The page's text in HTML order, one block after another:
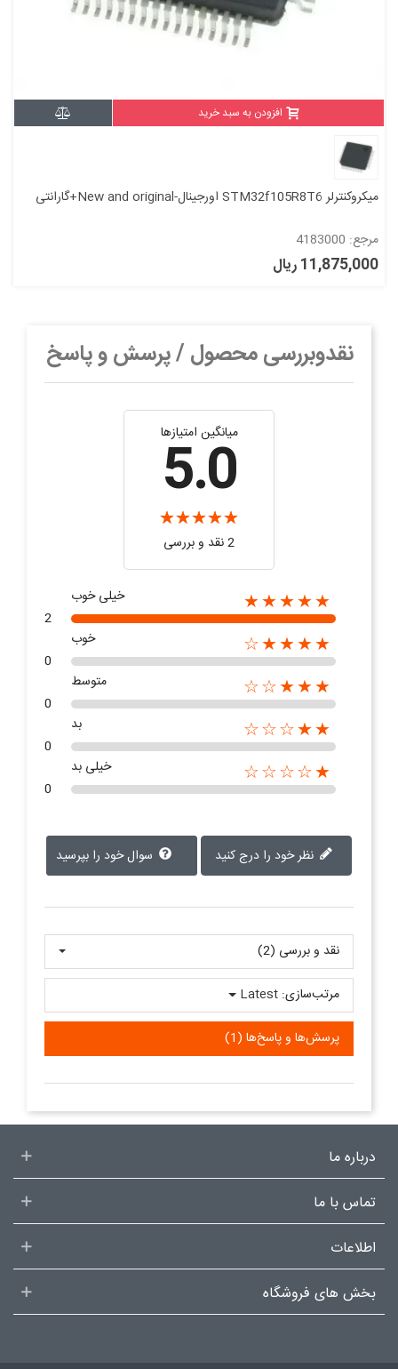
افزودن به سبد خرید
میکروکنترلر STM32f105R8T6 اورجینال-New and original+گارانتی
مرجع: 4183000
11,875,000 ریال
نقدوبررسی محصول / پرسش و پاسخ
میانگین امتیازها
5.0
2 نقد و بررسی‌‌
★★★★★
خیلی خوب
2
★★★★☆
خوب
0
★★★☆☆
متوسط
0
★★☆☆☆
بد
0
★☆☆☆☆
خیلی بد
0
سوال خود را بپرسید
نقد و بررسی‌‌ (2)
پرسش‌ها و پاسخ‌ها (1)
مرتب‌سازی: Latest
درباره ما
تماس با ما
اطلاعات
بخش های فروشگاه